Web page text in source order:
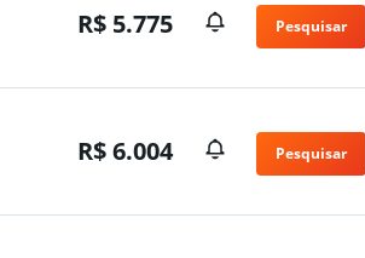
R$ 5.775 Pesquisar
R$ 6.004 Pesquisar